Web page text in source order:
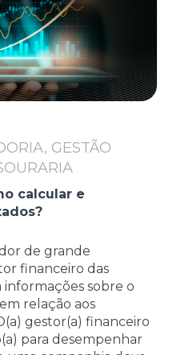
GESTÃO
calcular e
de grande
financeiro das
informações sobre o
relação aos
gestor(a) financeiro
para desempenhar